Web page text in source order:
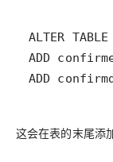
这会在表的末尾添